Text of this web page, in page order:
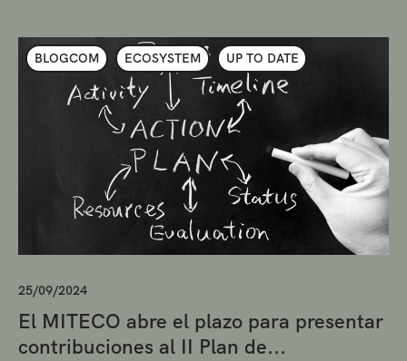
BLOGCOM ECOSYSTEM UP TO DATE
25/09/2024
El MITECO abre el plazo para presentar
contribuciones al II Plan de...